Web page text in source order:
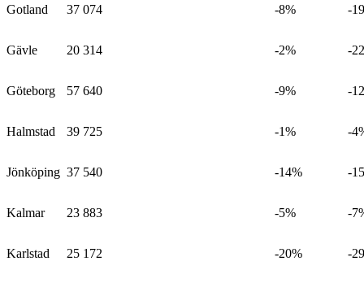
Gotland 37 074 -8% -
Gävle 20 314 -2% -
Göteborg 57 640 -9% -
Halmstad 39 725 -1% -
Jönköping 37 540 -14% -
Kalmar 23 883 -5% -
Karlstad 25 172 -20% -